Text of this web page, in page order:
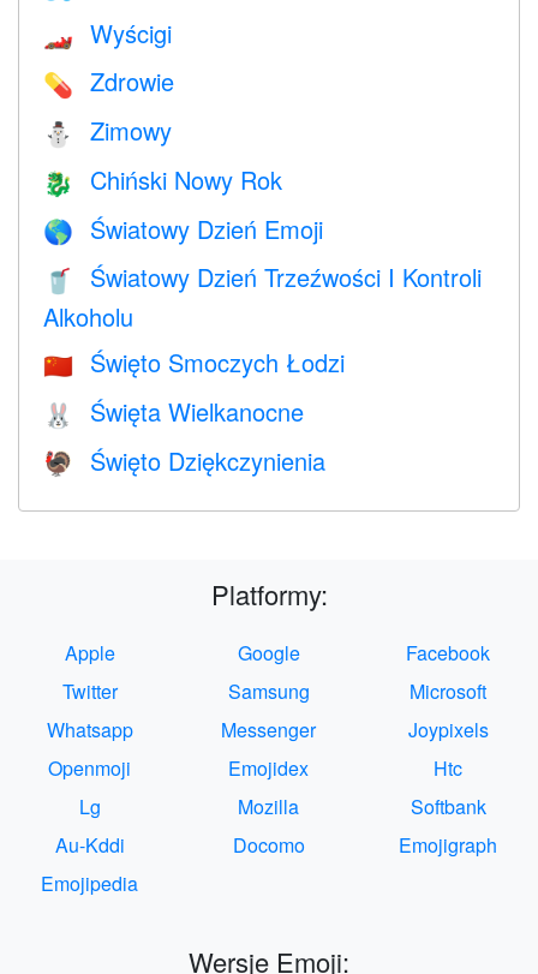
🏎 Wyścigi
💊 Zdrowie
⛄ Zimowy
🐉 Chiński Nowy Rok
🌎 Światowy Dzień Emoji
🥤
Światowy Dzień Trzeźwości I Kontroli
Alkoholu
🇨🇳 Święto Smoczych Łodzi
🐰 Święta Wielkanocne
🦃 Święto Dziękczynienia
Platformy:
Apple Google
Facebook
Twitter
Samsung
Microsoft
Whatsapp
Messenger
Joypixels
Openmoji
Emojidex
Htc
Lg
Mozilla
Softbank
Au-Kddi
Docomo
Emojigraph
Emojipedia
Wersje Emoji: